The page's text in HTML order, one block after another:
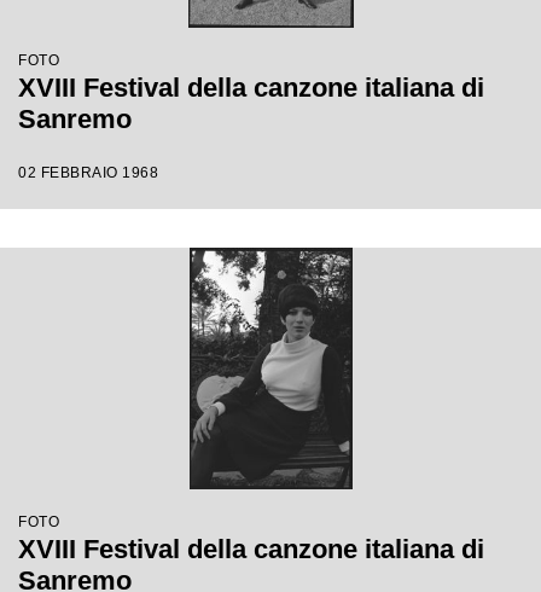
FOTO
XVIII Festival della canzone italiana di
Sanremo
02 FEBBRAIO 1968
FOTO
XVIII Festival della canzone italiana di
Sanremo